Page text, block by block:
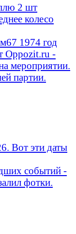
2 шт
колесо
1974 год
Oppozit.ru -
мероприятии.
партии.
Вот эти даты
событий -
фотки.